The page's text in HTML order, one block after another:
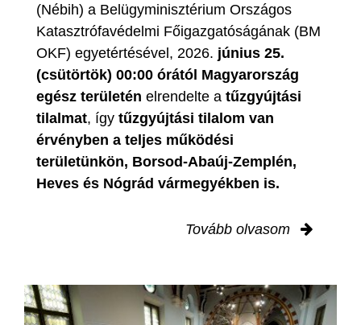
(Nébih) a Belügyminisztérium Országos
Katasztrófavédelmi Főigazgatóságának (BM
OKF) egyetértésével, 2026. június 25.
(csütörtök) 00:00 órától Magyarország
egész területén elrendelte a tűzgyújtási
tilalmat, így tűzgyújtási tilalom van
érvényben a teljes működési
területünkön, Borsod-Abaúj-Zemplén,
Heves és Nógrád vármegyékben is.
Tovább olvasom